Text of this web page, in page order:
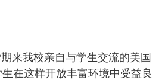
来我校亲自与学生交流的美国
在这样开放丰富环境中受益良